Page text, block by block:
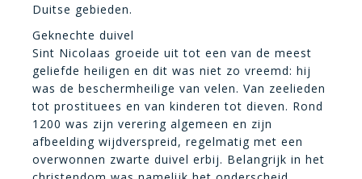
Duitse gebieden.
Geknechte duivel
Sint Nicolaas groeide uit tot een van de meest
geliefde heiligen en dit was niet zo vreemd: hij
was de beschermheilige van velen. Van zeelieden
tot prostituees en van kinderen tot dieven. Rond
1200 was zijn verering algemeen en zijn
afbeelding wijdverspreid, regelmatig met een
overwonnen zwarte duivel erbij. Belangrijk in het